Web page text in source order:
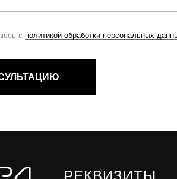
с политикой обработки персональных
РЕКВИЗИТЫ